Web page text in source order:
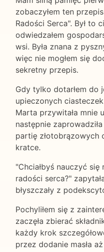
zobaczyłem ten
Radości Serca". Był to
odwiedzałem
wsi. Była znana z
więc nie mogłem się
sekretny przepis.
Gdy tylko dotarłem do
upieczonych
Marta przywitała mnie
następnie
partię złotobrązowych
kratce.
"Chciałbyś nauczyć
radości serca?"
błyszczały z
Pochyliłem się z
zaczęła zbierać
każdy krok
przez dodanie masła